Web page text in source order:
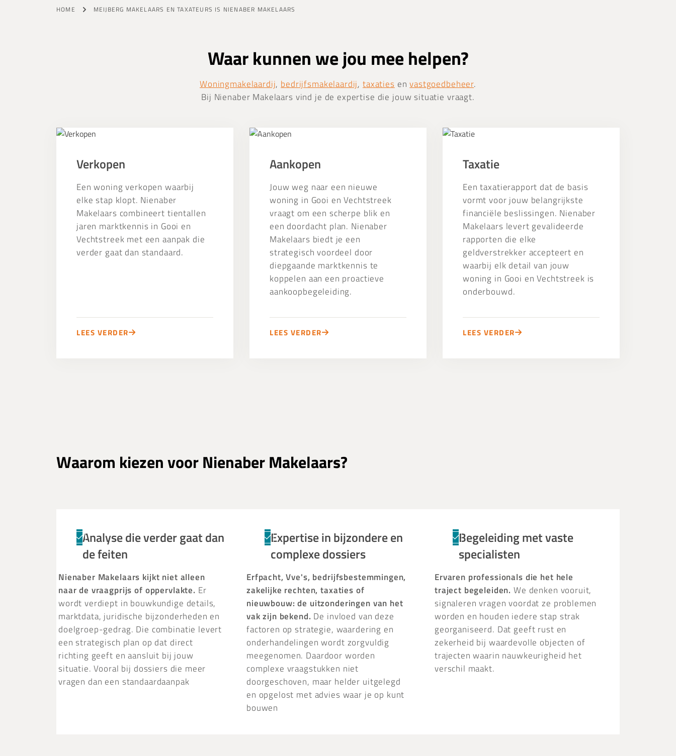
HOME MEIJBERG MAKELAARS EN TAXATEURS IS NIENABER MAKELAARS
Waar kunnen we jou mee helpen?
Woningmakelaardij, bedrijfsmakelaardij,taxaties envastgoedbeheer.
Bij Nienaber Makelaars vind je de expertise die jouw situatie vraagt.
Verkopen
Verkopen
Een woning verkopen waarbij
elke stap klopt. Nienaber
Makelaars combineert tientallen
jaren marktkennis in Gooi en
Vechtstreek met een aanpak die
verder gaat dan standaard.
LEES VERDER
Aankopen
Aankopen
Jouw weg naar een nieuwe
woning in Gooi en Vechtstreek
vraagt om een scherpe blik en
een doordacht plan. Nienaber
Makelaars biedt je een
strategisch voordeel door
diepgaande marktkennis te
koppelen aan een proactieve
aankoopbegeleiding.
LEES VERDER
Taxatie
Taxatie
Een taxatierapport dat de basis
vormt voor jouw belangrijkste
financiële beslissingen. Nienaber
Makelaars levert gevalideerde
rapporten die elke
geldverstrekker accepteert en
waarbij elk detail van jouw
woning in Gooi en Vechtstreek is
onderbouwd.
LEES VERDER
Waarom kiezen voor Nienaber Makelaars?
Analyse die verder gaat dan
de feiten
Nienaber Makelaars kijkt niet alleen
naar de vraagprijs of oppervlakte. Er
wordt verdiept in bouwkundige details,
marktdata, juridische bijzonderheden en
doelgroep-gedrag. Die combinatie levert
een strategisch plan op dat direct
richting geeft en aansluit bij jouw
situatie. Vooral bij dossiers die meer
vragen dan een standaardaanpak
Expertise in bijzondere en
complexe dossiers
Erfpacht, Vve's, bedrijfsbestemmingen,
zakelijke rechten, taxaties of
nieuwbouw: de uitzonderingen van het
vak zijn bekend. De invloed van deze
factoren op strategie, waardering en
onderhandelingen wordt zorgvuldig
meegenomen. Daardoor worden
complexe vraagstukken niet
doorgeschoven, maar helder uitgelegd
en opgelost met advies waar je op kunt
bouwen
Begeleiding met vaste
specialisten
Ervaren professionals die het hele
traject begeleiden. We denken vooruit,
signaleren vragen voordat ze problemen
worden en houden iedere stap strak
georganiseerd. Dat geeft rust en
zekerheid bij waardevolle objecten of
trajecten waarin nauwkeurigheid het
verschil maakt.